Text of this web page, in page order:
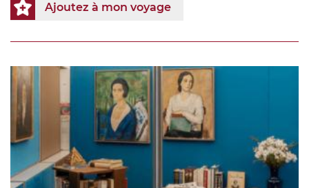
Ajoutez à mon voyage